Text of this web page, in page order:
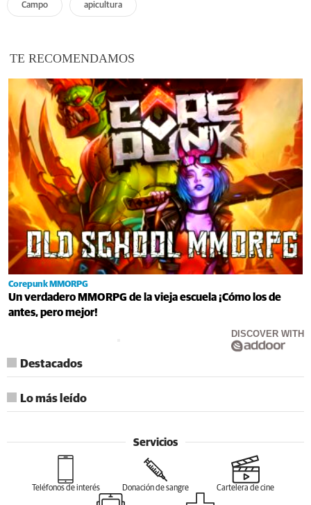
Campo apicultura
TE RECOMENDAMOS
Corepunk MMORPG
Un verdadero MMORPG de la vieja escuela ¡Cómo los de
antes, pero mejor!
DISCOVER WITH
Destacados
Lo más leído
Servicios
Teléfonos de interés Donación de sangre Cartelera de cine